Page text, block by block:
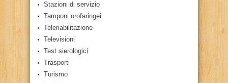
Stazioni di servizio
Tamponi orofaringei
Teleriabilitazione
Televisioni
Test sierologici
Trasporti
Turismo